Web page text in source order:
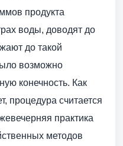
продукта
воды, доводят до
до такой
возможно
конечность. Как
процедура считается
практика
методов